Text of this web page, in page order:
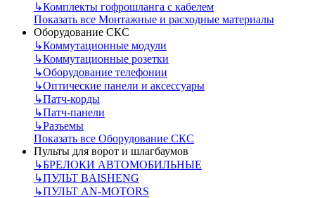
↳Комплекты гофрошланга с кабелем
Показать все Монтажные и расходные материалы
Оборудование СКС
↳Коммутационные модули
↳Коммутационные розетки
↳Оборудование телефонии
↳Оптические панели и аксессуары
↳Патч-корды
↳Патч-панели
↳Разъемы
Показать все Оборудование СКС
Пульты для ворот и шлагбаумов
↳БРЕЛОКИ АВТОМОБИЛЬНЫЕ
↳ПУЛЬТ BAISHENG
↳ПУЛЬТ AN-MOTORS